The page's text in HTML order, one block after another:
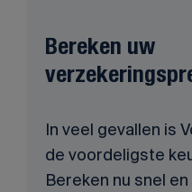
Bereken uw
In veel gevallen is
de voordeligste
Bereken nu snel